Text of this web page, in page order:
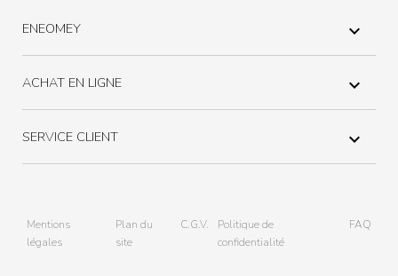
ENEOMEY 
ACHAT EN LIGNE 
SERVICE CLIENT 
Mentions
légales
Plan du
site
C.G.V.
Politique de
confidentialité
FAQ